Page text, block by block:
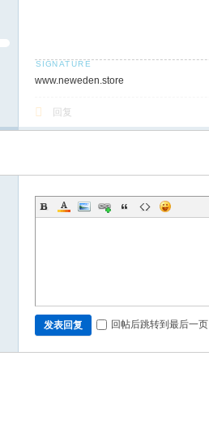
www.neweden.store
回复
发表回复 回帖后跳转到最后一页